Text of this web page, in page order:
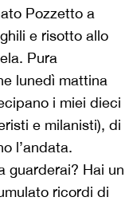
Pozzetto a
e risotto allo
Pura
lunedì mattina
i miei dieci
e milanisti), di
l’andata.
guarderai? Hai un
ricordi di